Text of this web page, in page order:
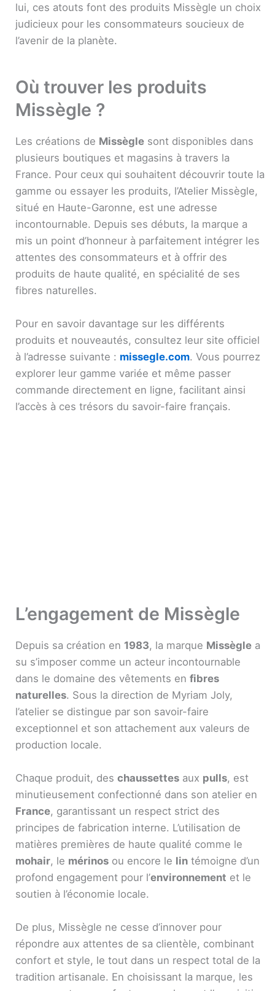
lui, ces atouts font des produits Missègle un choix
judicieux pour les consommateurs soucieux de
l’avenir de la planète.
Où trouver les produits
Missègle ?
Les créations de Missègle sont disponibles dans
plusieurs boutiques et magasins à travers la
France. Pour ceux qui souhaitent découvrir toute la
gamme ou essayer les produits, l’Atelier Missègle,
situé en Haute-Garonne, est une adresse
incontournable. Depuis ses débuts, la marque a
mis un point d’honneur à parfaitement intégrer les
attentes des consommateurs et à offrir des
produits de haute qualité, en spécialité de ses
fibres naturelles.
Pour en savoir davantage sur les différents
produits et nouveautés, consultez leur site officiel
à l’adresse suivante : missegle.com. Vous pourrez
explorer leur gamme variée et même passer
commande directement en ligne, facilitant ainsi
l’accès à ces trésors du savoir-faire français.
L’engagement de Missègle
Depuis sa création en 1983, la marque Missègle a
su s’imposer comme un acteur incontournable
dans le domaine des vêtements en fibres
naturelles. Sous la direction de Myriam Joly,
l’atelier se distingue par son savoir-faire
exceptionnel et son attachement aux valeurs de
production locale.
Chaque produit, des chaussettes aux pulls, est
minutieusement confectionné dans son atelier en
France, garantissant un respect strict des
principes de fabrication interne. L’utilisation de
matières premières de haute qualité comme le
mohair, le mérinos ou encore le lin témoigne d’un
profond engagement pour l’environnement et le
soutien à l’économie locale.
De plus, Missègle ne cesse d’innover pour
répondre aux attentes de sa clientèle, combinant
confort et style, le tout dans un respect total de la
tradition artisanale. En choisissant la marque, les